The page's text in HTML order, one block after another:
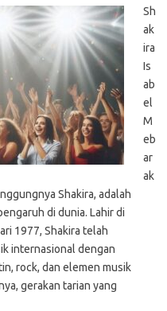
Sh
ak
ira
Is
ab
el
M
eb
ar
ak
Shakira, adalah
di dunia. Lahir di
1977, Shakira telah
internasional dengan
rock, dan elemen musik
gerakan tarian yang